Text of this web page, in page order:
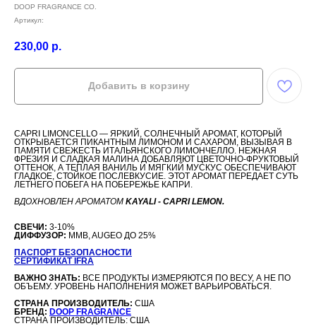
DOOP FRAGRANCE CO.
Артикул:
230,00 р.
Добавить в корзину
CAPRI LIMONCELLO — ЯРКИЙ, СОЛНЕЧНЫЙ АРОМАТ, КОТОРЫЙ
ОТКРЫВАЕТСЯ ПИКАНТНЫМ ЛИМОНОМ И САХАРОМ, ВЫЗЫВАЯ В
ПАМЯТИ СВЕЖЕСТЬ ИТАЛЬЯНСКОГО ЛИМОНЧЕЛЛО. НЕЖНАЯ
ФРЕЗИЯ И СЛАДКАЯ МАЛИНА ДОБАВЛЯЮТ ЦВЕТОЧНО-ФРУКТОВЫЙ
ОТТЕНОК, А ТЕПЛАЯ ВАНИЛЬ И МЯГКИЙ МУСКУС ОБЕСПЕЧИВАЮТ
ГЛАДКОЕ, СТОЙКОЕ ПОСЛЕВКУСИЕ. ЭТОТ АРОМАТ ПЕРЕДАЕТ СУТЬ
ЛЕТНЕГО ПОБЕГА НА ПОБЕРЕЖЬЕ КАПРИ.
ВДОХНОВЛЕН АРОМАТОМ KAYALI - CAPRI LEMON.
СВЕЧИ: 3-10%
ДИФФУЗОР: MMB, AUGEO ДО 25%
ПАСПОРТ БЕЗОПАСНОСТИ
СЕРТИФИКАТ IFRA
ВАЖНО ЗНАТЬ: ВСЕ ПРОДУКТЫ ИЗМЕРЯЮТСЯ ПО ВЕСУ, А НЕ ПО
ОБЪЕМУ. УРОВЕНЬ НАПОЛНЕНИЯ МОЖЕТ ВАРЬИРОВАТЬСЯ.
СТРАНА ПРОИЗВОДИТЕЛЬ: США
БРЕНД: DOOP FRAGRANCE
СТРАНА ПРОИЗВОДИТЕЛЬ: США